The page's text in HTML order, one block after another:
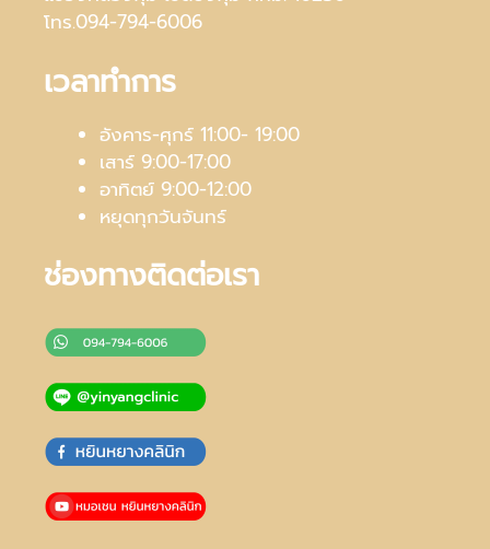
โทร.094-794-6006
เวลาทำการ
อังคาร-ศุกร์ 11:00- 19:00
เสาร์ 9:00-17:00
อาทิตย์ 9:00-12:00
หยุดทุกวันจันทร์
ช่องทางติดต่อเรา